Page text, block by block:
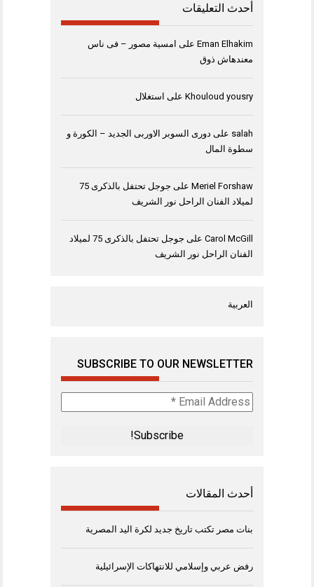
أحدث التعليقات
Eman Elhakim على امسية مصور – فى ناس
معندهاش ذوق
Khouloud yousry على استغلال
salah على دورى السوبر الاوربى الجديد – الكورة و
سطوة المال
Meriel Forshaw على
جوجل تحتفل بالذكرى 75
لميلاد الفنان الراحل نور الشريف
Carol McGill على
جوجل تحتفل بالذكرى 75 لميلاد
الفنان الراحل نور الشريف
العربية
SUBSCRIBE TO OUR NEWSLETTER
Email
Address
أحدث المقالات
بنات مصر تكتب تاريخ جديد لكرة اليد المصرية
رفض عربي وإسلامي للانتهاكات الإسرائيلية